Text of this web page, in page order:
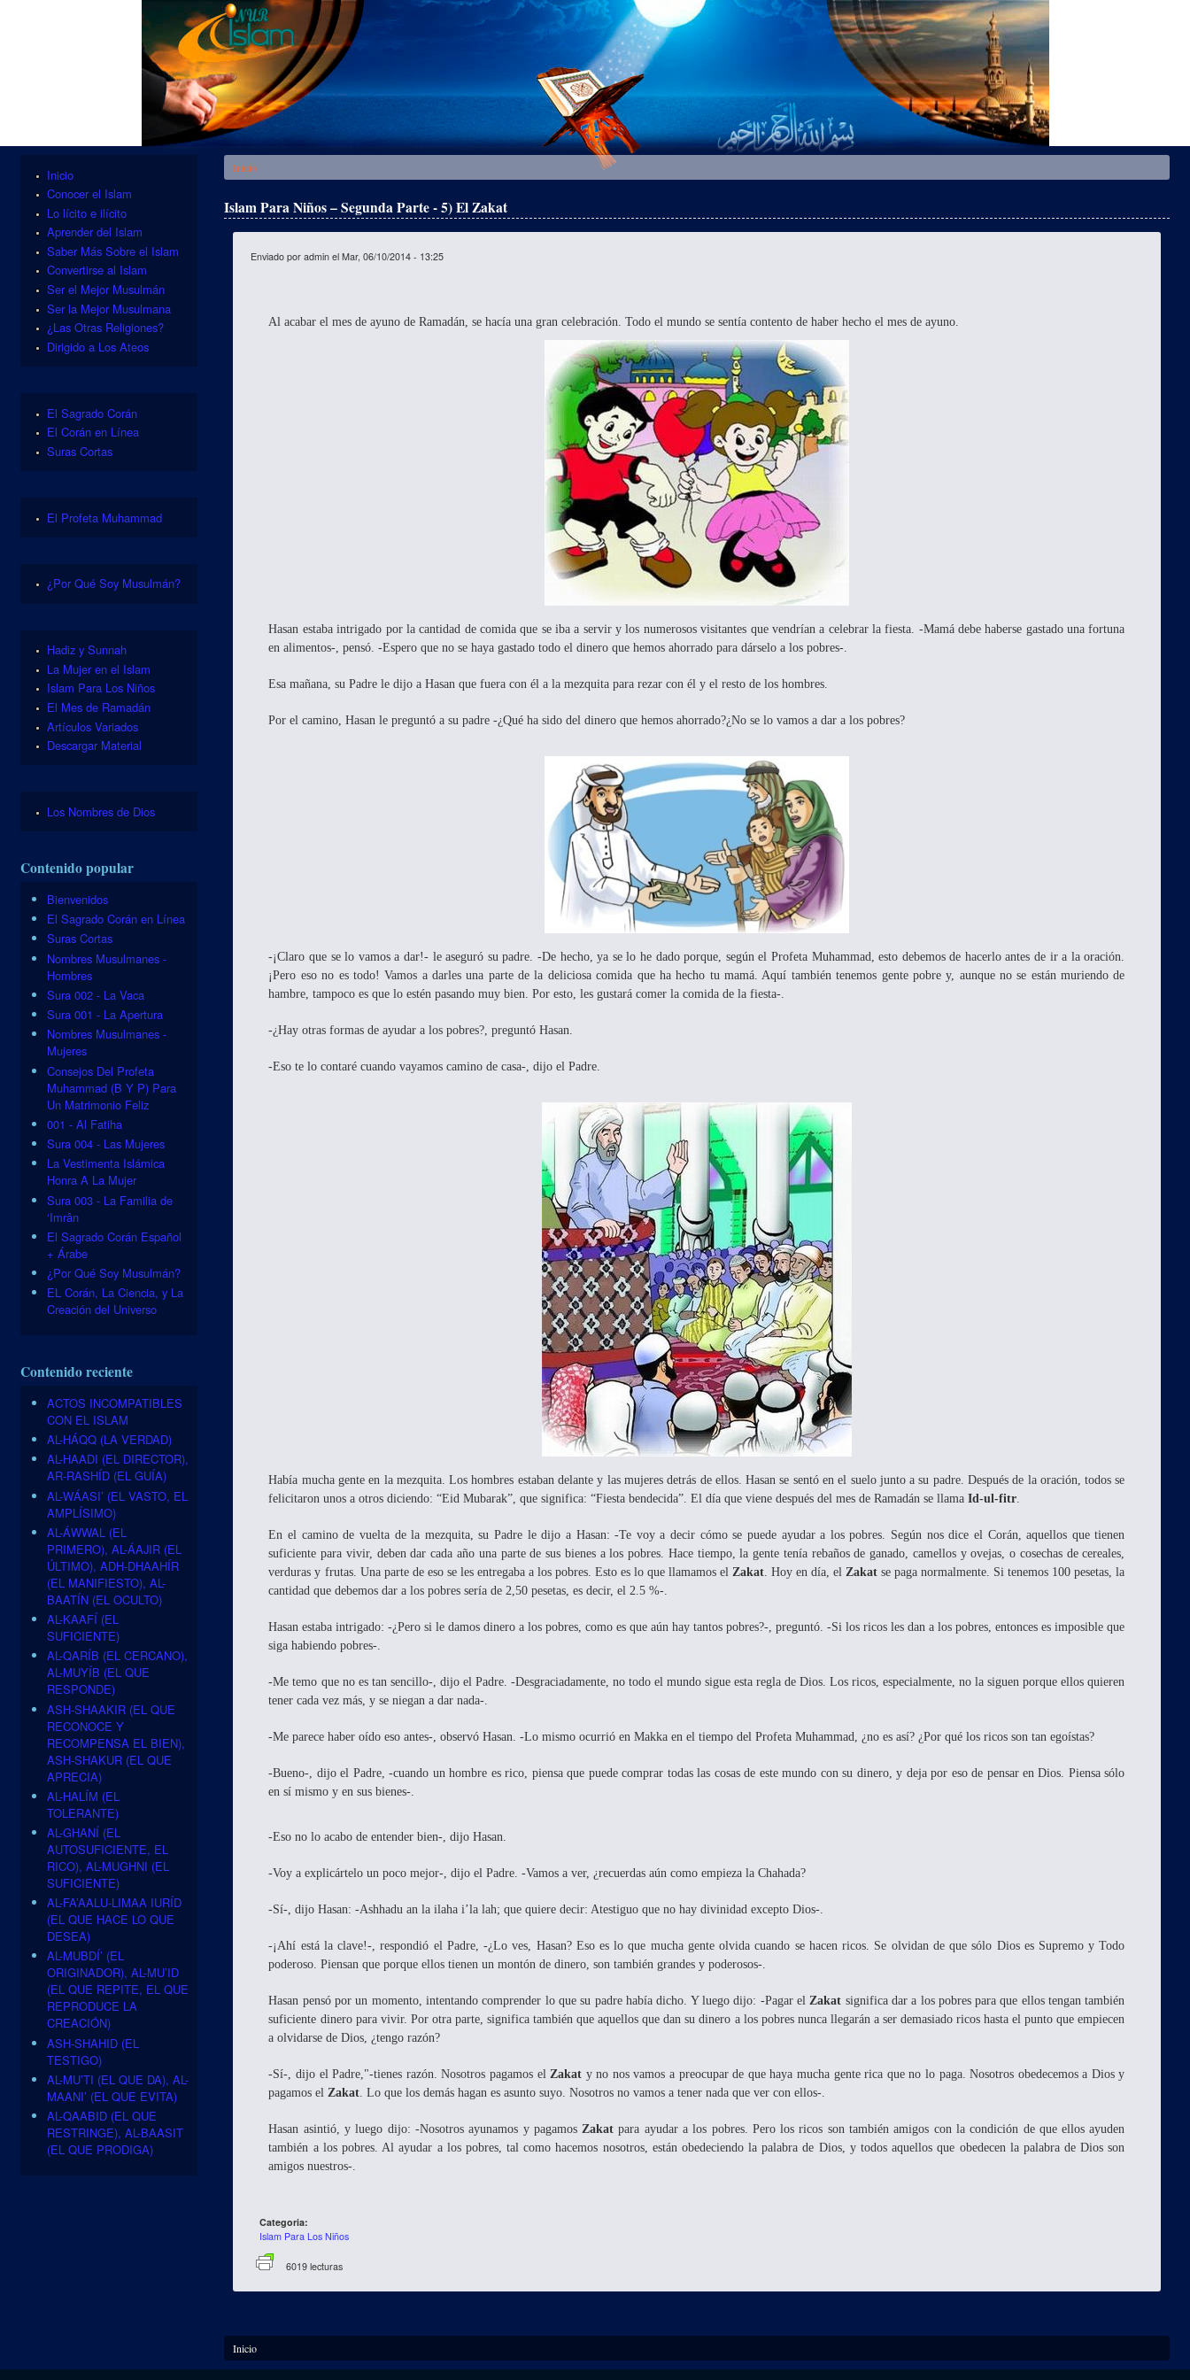
Se encuentra usted aquí
Inicio
Islam Para Niños – Segunda Parte - 5) El Zakat
Enviado poradmin el Mar, 06/10/2014 - 13:25
Al acabar el mes de ayuno de Ramadán, se hacía una gran celebración. Todo el mundo se sentía contento de haber hecho el mes de ayuno.
Hasan estaba intrigado por la cantidad de comida que se iba a servir y los numerosos visitantes que vendrían a celebrar la fiesta. -Mamá debe haberse gastado una fortuna
en alimentos-, pensó. -Espero que no se haya gastado todo el dinero que hemos ahorrado para dárselo a los pobres-.
Esa mañana, su Padre le dijo a Hasan que fuera con él a la mezquita para rezar con él y el resto de los hombres.
Por el camino, Hasan le preguntó a su padre -¿Qué ha sido del dinero que hemos ahorrado?¿No se lo vamos a dar a los pobres?
-¡Claro que se lo vamos a dar!- le aseguró su padre. -De hecho, ya se lo he dado porque, según el Profeta Muhammad, esto debemos de hacerlo antes de ir a la oración.
¡Pero eso no es todo! Vamos a darles una parte de la deliciosa comida que ha hecho tu mamá. Aquí también tenemos gente pobre y, aunque no se están muriendo de
hambre, tampoco es que lo estén pasando muy bien. Por esto, les gustará comer la comida de la fiesta-.
-¿Hay otras formas de ayudar a los pobres?, preguntó Hasan.
-Eso te lo contaré cuando vayamos camino de casa-, dijo el Padre.
Había mucha gente en la mezquita. Los hombres estaban delante y las mujeres detrás de ellos. Hasan se sentó en el suelo junto a su padre. Después de la oración, todos se
felicitaron unos a otros diciendo: “Eid Mubarak”, que significa: “Fiesta bendecida”. El día que viene después del mes de Ramadán se llamaId-ul-fitr.
En el camino de vuelta de la mezquita, su Padre le dijo a Hasan: -Te voy a decir cómo se puede ayudar a los pobres. Según nos dice el Corán, aquellos que tienen
suficiente para vivir, deben dar cada año una parte de sus bienes a los pobres. Hace tiempo, la gente tenía rebaños de ganado, camellos y ovejas, o cosechas de cereales,
verduras y frutas. Una parte de eso se les entregaba a los pobres. Esto es lo que llamamos elZakat. Hoy en día, elZakat se paga normalmente. Si tenemos 100 pesetas, la
cantidad que debemos dar a los pobres sería de 2,50 pesetas, es decir, el 2.5 %-.
Hasan estaba intrigado: -¿Pero si le damos dinero a los pobres, como es que aún hay tantos pobres?-, preguntó. -Si los ricos les dan a los pobres, entonces es imposible que
siga habiendo pobres-.
-Me temo que no es tan sencillo-, dijo el Padre. -Desgraciadamente, no todo el mundo sigue esta regla de Dios. Los ricos, especialmente, no la siguen porque ellos quieren
tener cada vez más, y se niegan a dar nada-.
-Me parece haber oído eso antes-, observó Hasan. -Lo mismo ocurrió en Makka en el tiempo del Profeta Muhammad, ¿no es así? ¿Por qué los ricos son tan egoístas?
-Bueno-, dijo el Padre, -cuando un hombre es rico, piensa que puede comprar todas las cosas de este mundo con su dinero, y deja por eso de pensar en Dios. Piensa sólo
en sí mismo y en sus bienes-.
-Eso no lo acabo de entender bien-, dijo Hasan.
-Voy a explicártelo un poco mejor-, dijo el Padre. -Vamos a ver, ¿recuerdas aún como empieza la Chahada?
-Sí-, dijo Hasan: -Ashhadu an la ilaha i’la lah; que quiere decir: Atestiguo que no hay divinidad excepto Dios-.
-¡Ahí está la clave!-, respondió el Padre, -¿Lo ves, Hasan? Eso es lo que mucha gente olvida cuando se hacen ricos. Se olvidan de que sólo Dios es Supremo y Todo
poderoso. Piensan que porque ellos tienen un montón de dinero, son también grandes y poderosos-.
Hasan pensó por un momento, intentando comprender lo que su padre había dicho. Y luego dijo: -Pagar elZakat significa dar a los pobres para que ellos tengan también
suficiente dinero para vivir. Por otra parte, significa también que aquellos que dan su dinero a los pobres nunca llegarán a ser demasiado ricos hasta el punto que empiecen
a olvidarse de Dios, ¿tengo razón?
-Sí-, dijo el Padre,"-tienes razón. Nosotros pagamos elZakat y no nos vamos a preocupar de que haya mucha gente rica que no lo paga. Nosotros obedecemos a Dios y
pagamos elZakat. Lo que los demás hagan es asunto suyo. Nosotros no vamos a tener nada que ver con ellos-.
Hasan asintió, y luego dijo: -Nosotros ayunamos y pagamosZakat para ayudar a los pobres. Pero los ricos son también amigos con la condición de que ellos ayuden
también a los pobres. Al ayudar a los pobres, tal como hacemos nosotros, están obedeciendo la palabra de Dios, y todos aquellos que obedecen la palabra de Dios son
amigos nuestros-.
Categoria:
Islam Para Los Niños
6019 lecturas
Se encuentra usted aquí
Inicio
Inicio
Conocer el Islam
Lo lícito e ilícito
Aprender del Islam
Saber Más Sobre el Islam
Convertirse al Islam
Ser el Mejor Musulmán
Ser la Mejor Musulmana
¿Las Otras Religiones?
Dirigido a Los Ateos
El Sagrado Corán
El Corán en Línea
Suras Cortas
El Profeta Muhammad
¿Por Qué Soy Musulmán?
Hadiz y Sunnah
La Mujer en el Islam
Islam Para Los Niños
El Mes de Ramadán
Artículos Variados
Descargar Material
Los Nombres de Dios
Contenido popular
Bienvenidos
El Sagrado Corán en Línea
Suras Cortas
Nombres Musulmanes -
Hombres
Sura 002 - La Vaca
Sura 001 - La Apertura
Nombres Musulmanes -
Mujeres
Consejos Del Profeta
Muhammad (B Y P) Para
Un Matrimonio Feliz
001 - Al Fatiha
Sura 004 - Las Mujeres
La Vestimenta Islámica
Honra A La Mujer
Sura 003 - La Familia de
‘Imrân
El Sagrado Corán Español
+ Árabe
¿Por Qué Soy Musulmán?
EL Corán, La Ciencia, y La
Creación del Universo
Contenido reciente
ACTOS INCOMPATIBLES
CON EL ISLAM
AL-HÁQQ (LA VERDAD)
AL-HAADI (EL DIRECTOR),
AR-RASHÍD (EL GUÍA)
AL-WÁASI’ (EL VASTO, EL
AMPLÍSIMO)
AL-ÁWWAL (EL
PRIMERO), AL-ÁAJIR (EL
ÚLTIMO), ADH-DHAAHÍR
(EL MANIFIESTO), AL-
BAATÍN (EL OCULTO)
AL-KAAFÍ (EL
SUFICIENTE)
AL-QARÍB (EL CERCANO),
AL-MUYÍB (EL QUE
RESPONDE)
ASH-SHAAKIR (EL QUE
RECONOCE Y
RECOMPENSA EL BIEN),
ASH-SHAKUR (EL QUE
APRECIA)
AL-HALÍM (EL
TOLERANTE)
AL-GHANÍ (EL
AUTOSUFICIENTE, EL
RICO), AL-MUGHNI (EL
SUFICIENTE)
AL-FA’AALU-LIMAA IURÍD
(EL QUE HACE LO QUE
DESEA)
AL-MUBDÍ’ (EL
ORIGINADOR), AL-MU’ID
(EL QUE REPITE, EL QUE
REPRODUCE LA
CREACIÓN)
ASH-SHAHID (EL
TESTIGO)
AL-MU’TI (EL QUE DA), AL-
MAANI’ (EL QUE EVITA)
AL-QAABID (EL QUE
RESTRINGE), AL-BAASIT
(EL QUE PRODIGA)